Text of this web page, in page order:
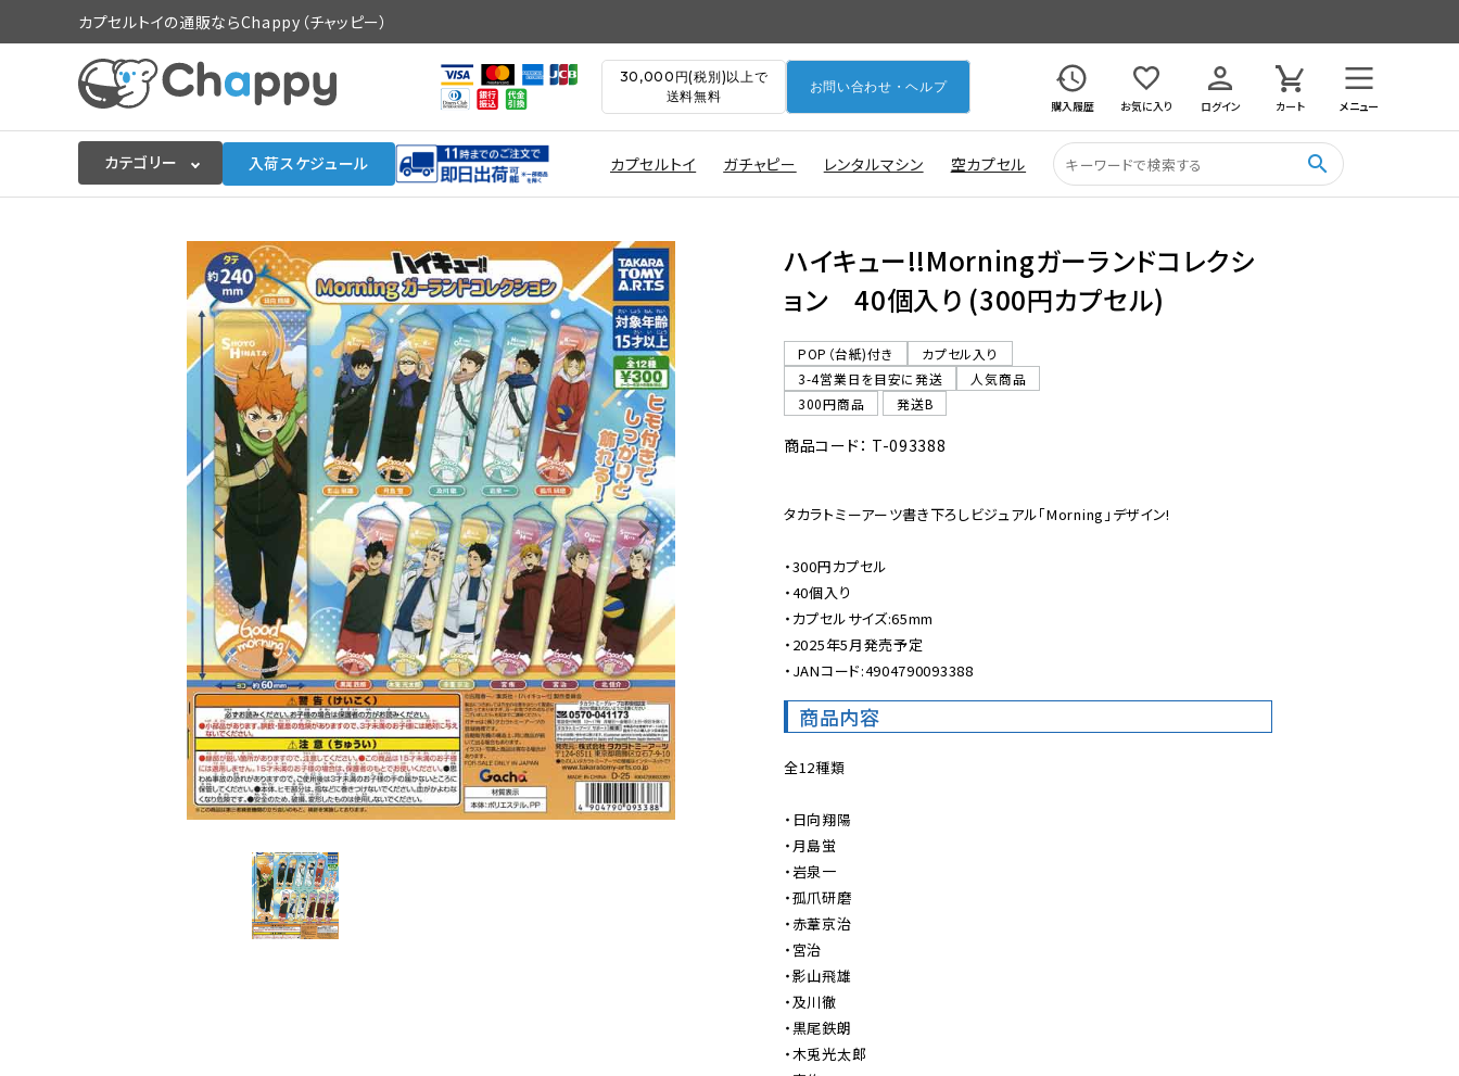
カプセルトイの通販ならChappy（チャッピー）
30,000円(税別)以上で
送料無料
お問い合わせ・ヘルプ
購入履歴
お気に入り ログイン カート メニュー
カテゴリー 入荷スケジュール カプセルトイ ガチャピー レンタルマシン 空カプセル search
入荷スケジュールをチェック
カプセルトイマシン本体
販促用空カプセル
販促用カプセルトイ
よくあるご質問
ご利用ガイド
06-6282-7659
ハイキュー!!Morningガーランドコレクシ
ョン 40個入り (300円カプセル)
POP（台紙)付き
カプセル入り
3-4営業日を目安に発送
人気商品
300円商品
発送B
商品コード： T-093388
タカラトミーアーツ書き下ろしビジュアル「Morning」デザイン!
・300円カプセル
・40個入り
・カプセルサイズ:65mm
・2025年5月発売予定
・JANコード:4904790093388
商品内容
全12種類
・日向翔陽
・月島蛍
・岩泉一
・孤爪研磨
・赤葦京治
・宮治
・影山飛雄
・及川徹
・黒尾鉄朗
・木兎光太郎